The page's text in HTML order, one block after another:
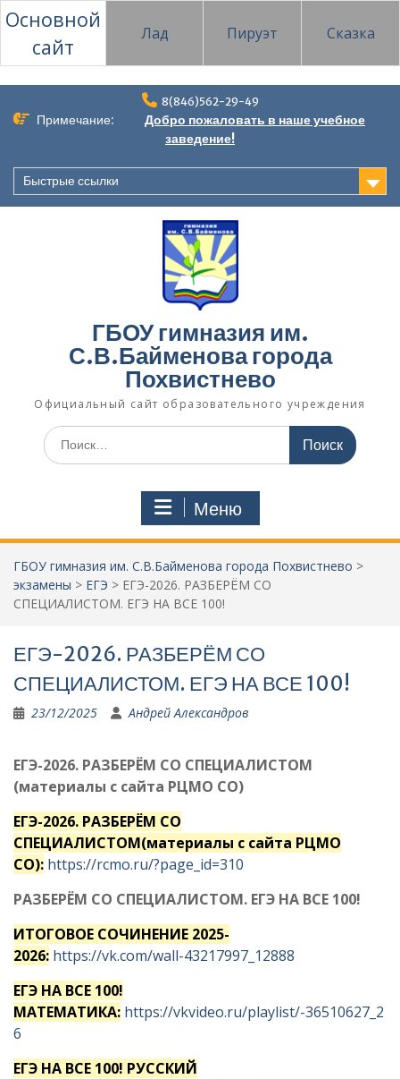
Основной
сайт
Лад Пируэт Сказка
содержимому
8(846)562-29-49
Примечание:
Добро пожаловать в наше учебное
заведение!
Быстрые ссылки
ГБОУ гимназия им.
С.В.Байменова города
Похвистнево
Официальный сайт образовательного учреждения
Поиск
по:
Меню
ГБОУ гимназия им. С.В.Байменова города Похвистнево >
экзамены > ЕГЭ > ЕГЭ-2026. РАЗБЕРЁМ СО
СПЕЦИАЛИСТОМ. ЕГЭ НА ВСЕ 100!
ЕГЭ-2026. РАЗБЕРЁМ СО
СПЕЦИАЛИСТОМ. ЕГЭ НА ВСЕ 100!
23/12/2025 Андрей Александров
ЕГЭ-2026. РАЗБЕРЁМ СО СПЕЦИАЛИСТОМ
(материалы с сайта РЦМО СО)
ЕГЭ-2026. РАЗБЕРЁМ СО
СПЕЦИАЛИСТОМ(материалы с сайта РЦМО
СО): https://rcmo.ru/?page_id=310
РАЗБЕРЁМ СО СПЕЦИАЛИСТОМ. ЕГЭ НА ВСЕ 100!
ИТОГОВОЕ СОЧИНЕНИЕ 2025-
2026: https://vk.com/wall-43217997_12888
ЕГЭ НА ВСЕ 100!
МАТЕМАТИКА: https://vkvideo.ru/playlist/-36510627_2
6
ЕГЭ НА ВСЕ 100! РУССКИЙ